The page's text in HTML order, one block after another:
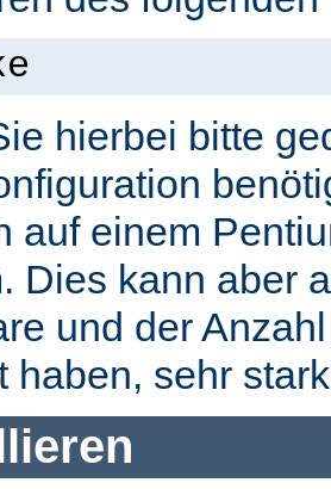
hierbei bitte
auf einem
Dies kann aber
und der
haben, sehr